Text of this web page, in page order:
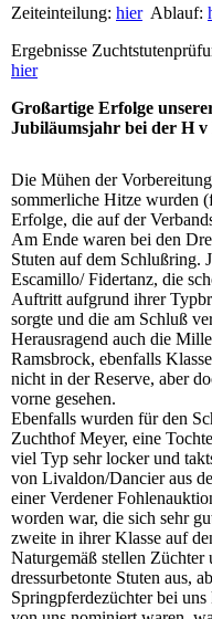
Zeiteinteilung: hierAblauf:
Ergebnisse
hier
Großartige Erfolge
Jubiläumsjahr bei der H v
Die Mühen der
sommerliche Hitze wurden
Erfolge, die auf der
Am Ende waren bei den
Stuten auf dem Schlußring.
Escamillo/ Fidertanz, die
Auftritt aufgrund ihrer
sorgte und die am Schluß
Herausragend auch die
Ramsbrock, ebenfalls
nicht in der Reserve, aber
vorne gesehen.
Ebenfalls wurden für den
Zuchthof Meyer, eine
viel Typ sehr locker und
von Livaldon/Dancier aus
einer Verdener
worden war, die sich sehr
zweite in ihrer Klasse auf
Naturgemäß stellen
dressurbetonte Stuten aus,
Springpferdezüchter bei